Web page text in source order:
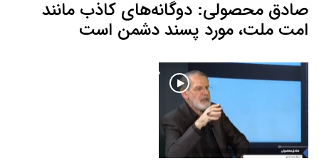
صادق محصولی: دوگانه‌های کاذب مانند
امت ملت، مورد پسند دشمن است